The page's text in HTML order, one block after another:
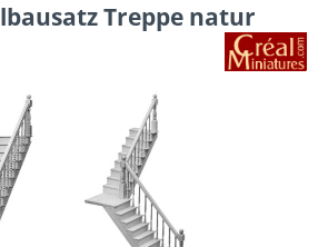
Treppe natur